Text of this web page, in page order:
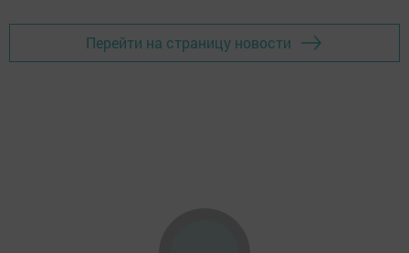
Перейти на страницу новости